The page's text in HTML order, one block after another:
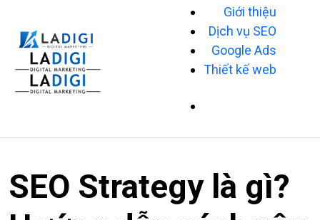
Giới thiệu
Dịch vụ SEO
Google Ads
Thiết kế web
SEO Strategy là gì?